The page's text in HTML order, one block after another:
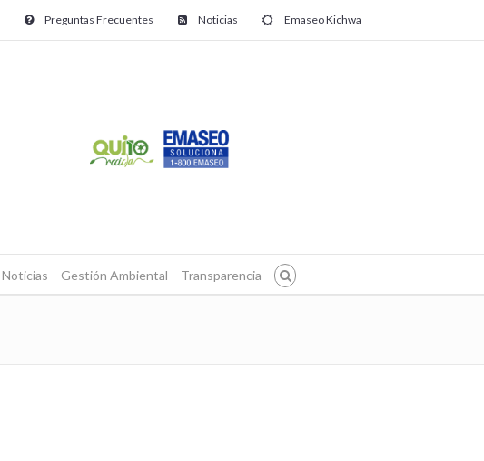
Preguntas Frecuentes Noticias Emaseo Kichwa
Noticias Gestión Ambiental Transparencia